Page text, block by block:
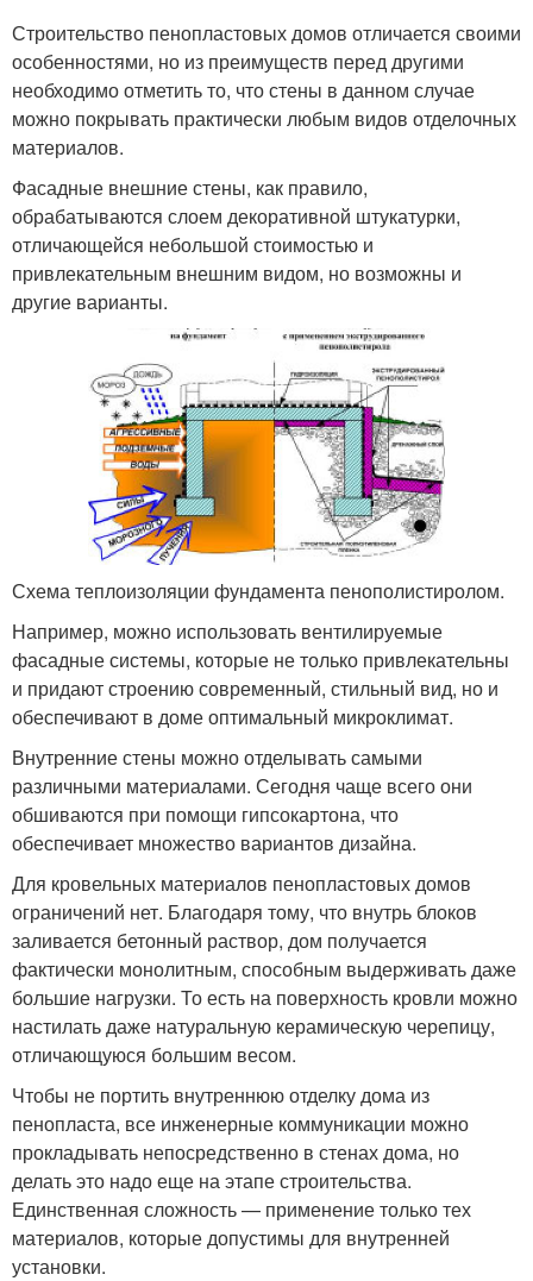
Строительство пенопластовых домов отличается своими
особенностями, но из преимуществ перед другими
необходимо отметить то, что стены в данном случае
можно покрывать практически любым видов отделочных
материалов.
Фасадные внешние стены, как правило,
обрабатываются слоем декоративной штукатурки,
отличающейся небольшой стоимостью и
привлекательным внешним видом, но возможны и
другие варианты.
Схема теплоизоляции фундамента пенополистиролом.
Например, можно использовать вентилируемые
фасадные системы, которые не только привлекательны
и придают строению современный, стильный вид, но и
обеспечивают в доме оптимальный микроклимат.
Внутренние стены можно отделывать самыми
различными материалами. Сегодня чаще всего они
обшиваются при помощи гипсокартона, что
обеспечивает множество вариантов дизайна.
Для кровельных материалов пенопластовых домов
ограничений нет. Благодаря тому, что внутрь блоков
заливается бетонный раствор, дом получается
фактически монолитным, способным выдерживать даже
большие нагрузки. То есть на поверхность кровли можно
настилать даже натуральную керамическую черепицу,
отличающуюся большим весом.
Чтобы не портить внутреннюю отделку дома из
пенопласта, все инженерные коммуникации можно
прокладывать непосредственно в стенах дома, но
делать это надо еще на этапе строительства.
Единственная сложность — применение только тех
материалов, которые допустимы для внутренней
установки.